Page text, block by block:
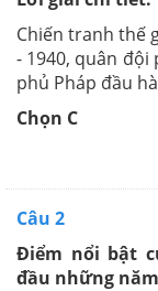
Chiến tranh thế
- 1940, quân đội
phủ Pháp đầu
Chọn C
Câu 2
Điểm nổi bật
đầu những